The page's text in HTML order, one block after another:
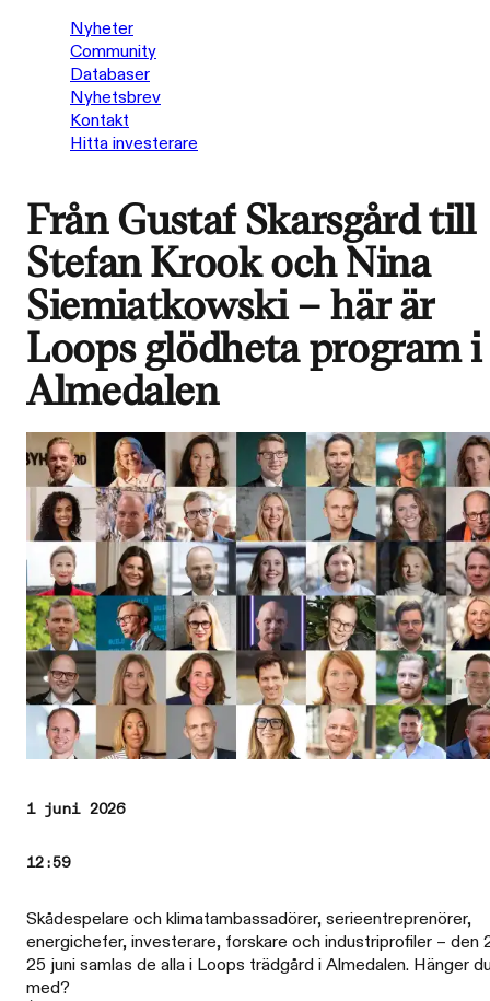
Nyheter
Community
Databaser
Nyhetsbrev
Kontakt
Hitta investerare
Från Gustaf Skarsgård till
Stefan Krook och Nina
Siemiatkowski – här är
Loops glödheta program i
Almedalen
1 juni 2026
12:59
Skådespelare och klimatambassadörer, serieentreprenörer,
energichefer, investerare, forskare och industriprofiler – den
25 juni samlas de alla i Loops trädgård i Almedalen. Hänger
med?